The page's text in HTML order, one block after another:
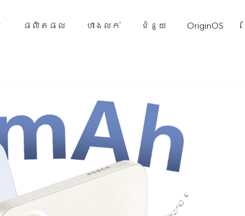
ផលិតផល ហាងលក់ ជំនួយ OriginOS